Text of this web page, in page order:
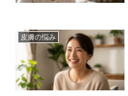
皮膚の悩み